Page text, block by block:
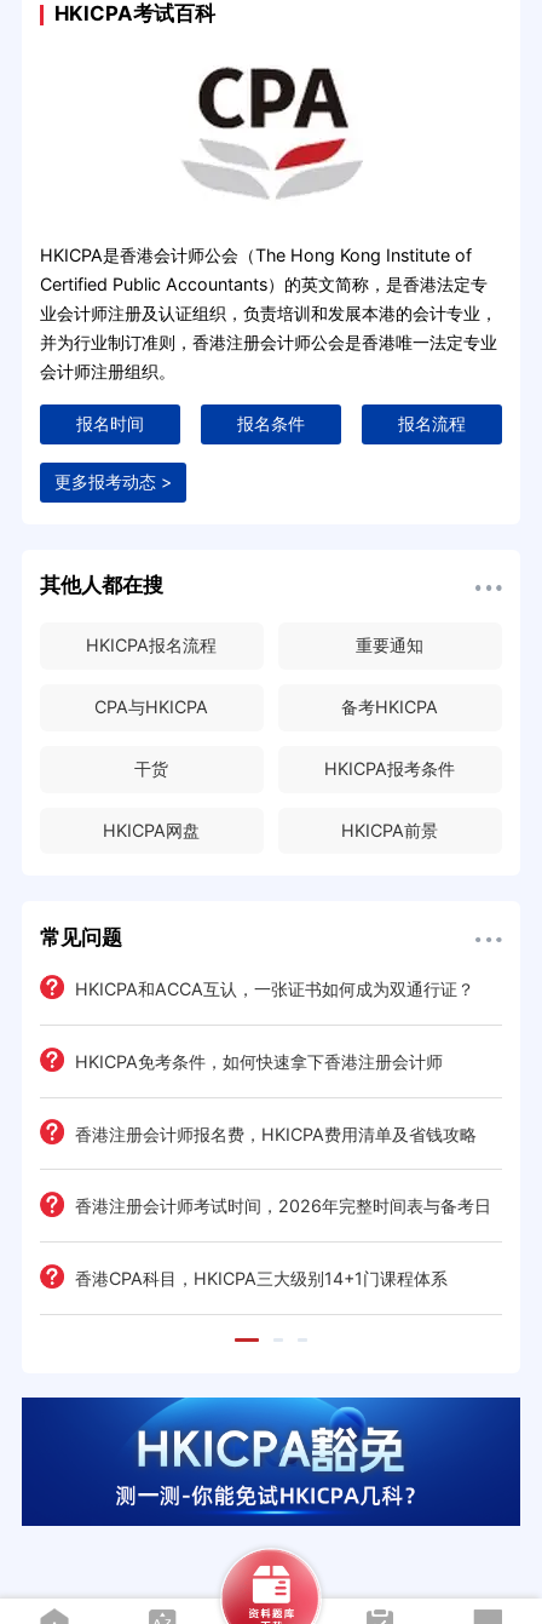
HKICPA考试百科
HKICPA是香港会计师公会（The Hong Kong Institute of
Certified Public Accountants）的英文简称，是香港法定专
业会计师注册及认证组织，负责培训和发展本港的会计专业，
并为行业制订准则，香港注册会计师公会是香港唯一法定专业
会计师注册组织。
报名时间 报名条件 报名流程
更多报考动态 >
其他人都在搜
HKICPA报名流程 重要通知
CPA与HKICPA 备考HKICPA
干货 HKICPA报考条件
HKICPA网盘 HKICPA前景
常见问题
HKICPA和ACCA互认，一张证书如何成为双通行证？
HKICPA免考条件，如何快速拿下香港注册会计师
香港注册会计师报名费，HKICPA费用清单及省钱攻略
香港注册会计师考试时间，2026年完整时间表与备考日
历 香港CPA科目，HKICPA三大级别14+1门课程体系